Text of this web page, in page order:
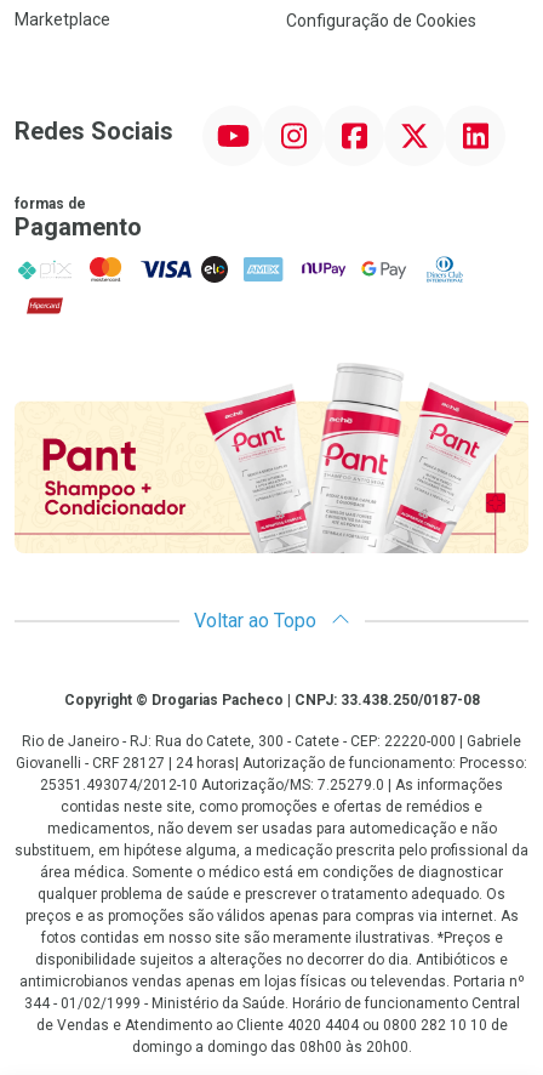
Marketplace
Configuração de Cookies
Redes Sociais InstagramFacebook Linkedin
formas de
Pagamento
PIX MasterCard
VISA ELO AMEX NuPay Google PayDiners Club
Hipercard
Promoção em Destaque
Voltar ao Topo
CopyrightCopyright © Drogarias Pacheco | CNPJ: 33.438.250/0187-08
Rio de Janeiro - RJ: Rua do Catete, 300 - Catete - CEP: 22220-000 | Gabriele
Giovanelli - CRF 28127 | 24 horas| Autorização de funcionamento: Processo:
25351.493074/2012-10 Autorização/MS: 7.25279.0 | As informações
contidas neste site, como promoções e ofertas de remédios e
medicamentos, não devem ser usadas para automedicação e não
substituem, em hipótese alguma, a medicação prescrita pelo profissional da
área médica. Somente o médico está em condições de diagnosticar
qualquer problema de saúde e prescrever o tratamento adequado. Os
preços e as promoções são válidos apenas para compras via internet. As
fotos contidas em nosso site são meramente ilustrativas. *Preços e
disponibilidade sujeitos a alterações no decorrer do dia. Antibióticos e
antimicrobianos vendas apenas em lojas físicas ou televendas. Portaria nº
344 - 01/02/1999 - Ministério da Saúde. Horário de funcionamento Central
de Vendas e Atendimento ao Cliente 4020 4404 ou 0800 282 10 10 de
domingo a domingo das 08h00 às 20h00.